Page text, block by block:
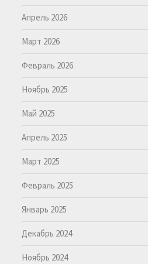
Апрель 2026
Март 2026
Февраль 2026
Ноябрь 2025
Май 2025
Апрель 2025
Март 2025
Февраль 2025
Январь 2025
Декабрь 2024
Ноябрь 2024